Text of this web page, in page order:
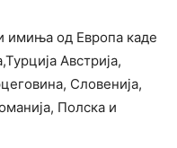
имиња од Европа каде
Австрија,
Словенија,
Полска и